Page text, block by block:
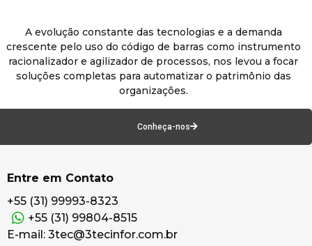
A evolução constante das tecnologias e a demanda
crescente pelo uso do código de barras como instrumento
racionalizador e agilizador de processos, nos levou a focar
soluções completas para automatizar o patrimônio das
organizações.
Conheça-nos
Entre em Contato
+55 (31) 99993-8323
+55 (31) 99804-8515
E-mail: 3tec@3tecinfor.com.br